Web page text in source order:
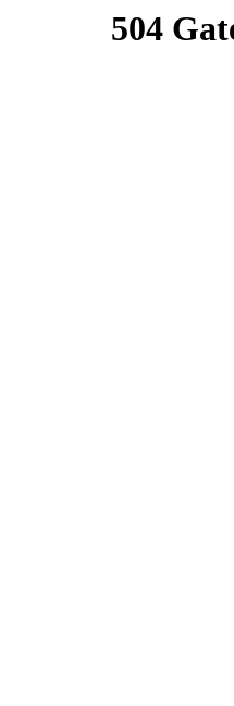
504